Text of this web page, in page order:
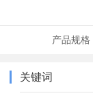
产品规格
关键词